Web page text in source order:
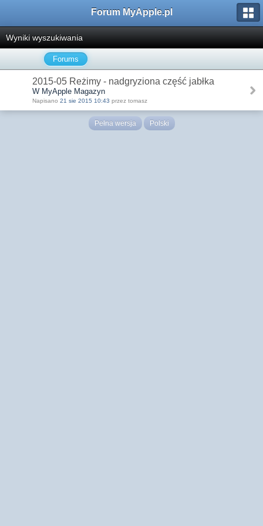
Forum MyApple.pl
Wyniki wyszukiwania
Forums
2015-05 Reżimy - nadgryziona część jabłka
W MyApple Magazyn
Napisano 21 sie 2015 10:43 przez tomasz
Pełna wersja Polski